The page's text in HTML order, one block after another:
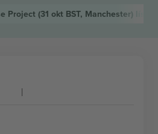
Project (31 okt BST, Manchester)